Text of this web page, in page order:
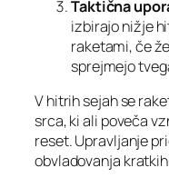
Taktična
izbirajo nižje
raketami, če
sprejmejo
V hitrih sejah se
srca, ki ali poveča
reset. Upravljanje
obvladovanja